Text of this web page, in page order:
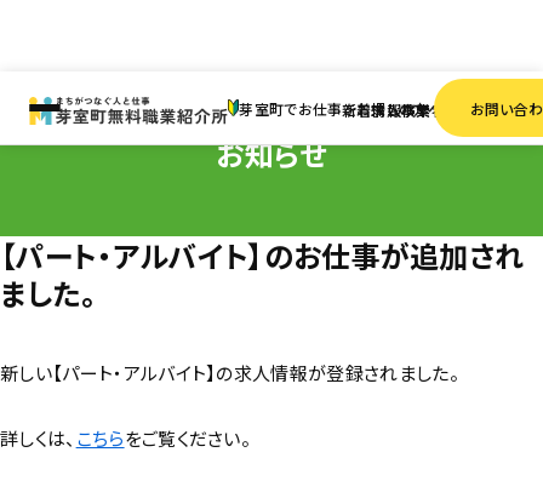
芽室町でお仕事をお探しの方へ
新着情報求人検索事業者一覧お問い合
お知らせ
【パート・アルバイト】のお仕事が追加され
ました。
新しい【パート・アルバイト】の求人情報が登録されました。
詳しくは、 こちらをご覧ください。